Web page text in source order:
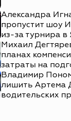
Александра
пропустит шоу
из-за турнира в
Михаил
планах
затраты на
Владимир
лишить Артема
водительских